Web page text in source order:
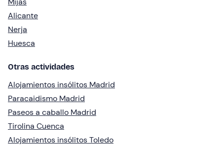
Alicante
Nerja
Huesca
Otras actividades
Alojamientos insólitos Madrid
Paracaidismo Madrid
Paseos a caballo Madrid
Tirolina Cuenca
Alojamientos insólitos Toledo